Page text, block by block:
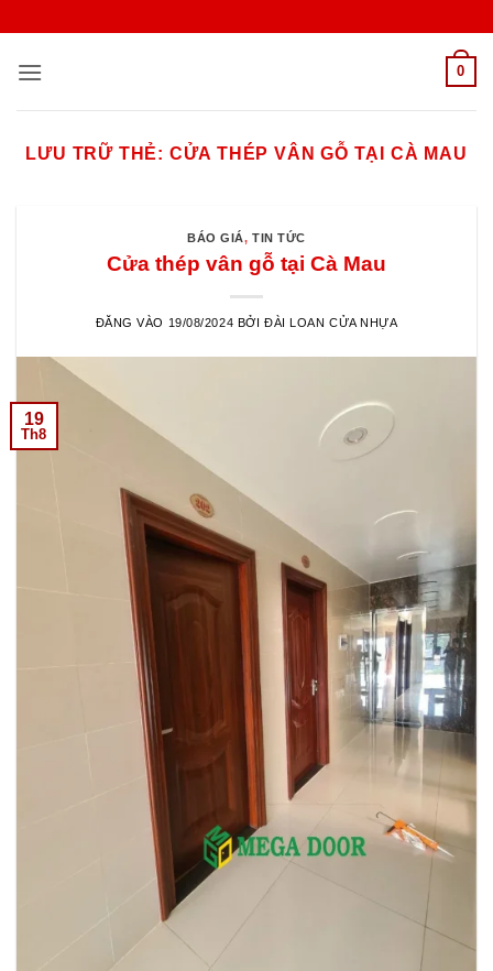
nội
0
LƯU TRỮ THẺ: CỬA THÉP VÂN GỖ TẠI CÀ MAU
BÁO GIÁ,TIN TỨC
Cửa thép vân gỗ tại Cà Mau
ĐĂNG VÀO 19/08/2024 BỞI ĐÀI LOAN CỬA NHỰA
19
Th8